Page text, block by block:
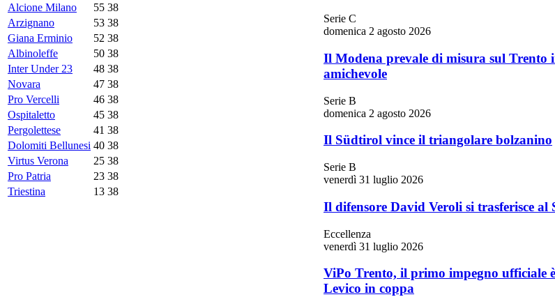
Alcione Milano
55 38
Arzignano
53 38
Giana Erminio
52 38
Albinoleffe
50 38
Inter Under 23
48 38
Novara
47 38
Pro Vercelli
46 38
Ospitaletto
45 38
Pergolettese
41 38
Dolomiti Bellunesi 40 38
Virtus Verona
25 38
Pro Patria
23 38
Triestina
13 38
Serie C
domenica 2 agosto 2026
Il Modena prevale di misura sul Trento
amichevole
Serie B
domenica 2 agosto 2026
Il Südtirol vince il triangolare bolzanino
Serie B
venerdì 31 luglio 2026
Il difensore David Veroli si trasferisce al
Eccellenza
venerdì 31 luglio 2026
ViPo Trento, il primo impegno ufficiale
Levico in coppa